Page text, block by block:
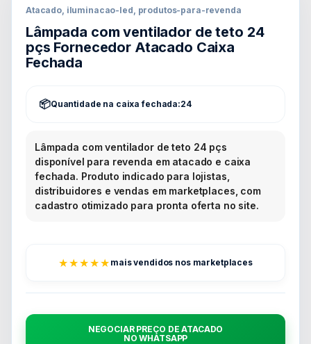
Atacado, iluminacao-led, produtos-para-revenda
Lâmpada com ventilador de teto 24
pçs Fornecedor Atacado Caixa
Fechada
Quantidade na caixa fechada:24
Lâmpada com ventilador de teto 24 pçs
disponível para revenda em atacado e caixa
fechada. Produto indicado para lojistas,
distribuidores e vendas em marketplaces, com
cadastro otimizado para pronta oferta no site.
★★★★★ mais vendidos nos marketplaces
NEGOCIAR PREÇO DE ATACADO
NO WHATSAPP